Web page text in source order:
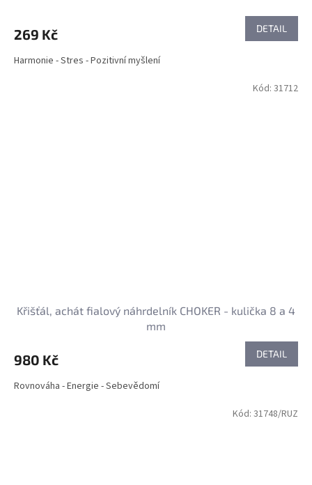
269 Kč DETAIL
Harmonie - Stres - Pozitivní myšlení
Křišťál, achát fialový náhrdelník CHOKER - kulička 8 a 4
mm
980 Kč DETAIL
Rovnováha - Energie - Sebevědomí
Kód: 31712
Kód: 31748/RUZ